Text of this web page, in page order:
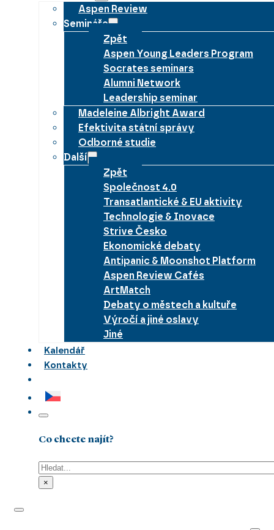
Aspen Review
Semináře
Zpět
Aspen Young Leaders Program
Socrates seminars
Alumni Network
Leadership seminar
Madeleine Albright Award
Efektivita státní správy
Odborné studie
Další
Zpět
Společnost 4.0
Transatlantické & EU aktivity
Technologie & Inovace
Strive Česko
Ekonomické debaty
Antipanic & Moonshot Platform
Aspen Review Cafés
ArtMatch
Debaty o městech a kultuře
Výročí a jiné oslavy
Jiné
Kalendář
Kontakty
Co chcete najít?
Hledat
×